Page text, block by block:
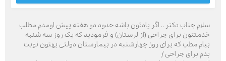
جناب دکتر .. اگر یادتون باشه حدود دو هفته پیش اومدم مطلب
برای جراحی (از لرستان) و فرمودید که یک روز سه شنبه
مطب که برای روز چهارشنبه در بیمارستان دولتی بهتون نوبت
برای جراحی /